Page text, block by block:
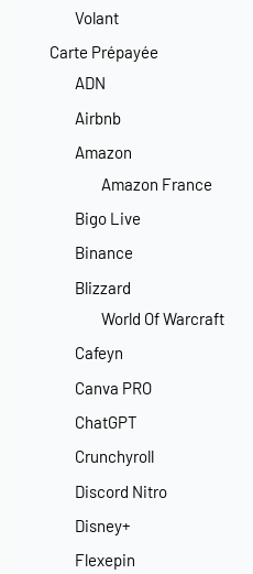
Volant
Carte Prépayée
ADN
Airbnb
Amazon
Amazon France
Bigo Live
Binance
Blizzard
World Of Warcraft
Cafeyn
Canva PRO
ChatGPT
Crunchyroll
Discord Nitro
Disney+
Flexepin